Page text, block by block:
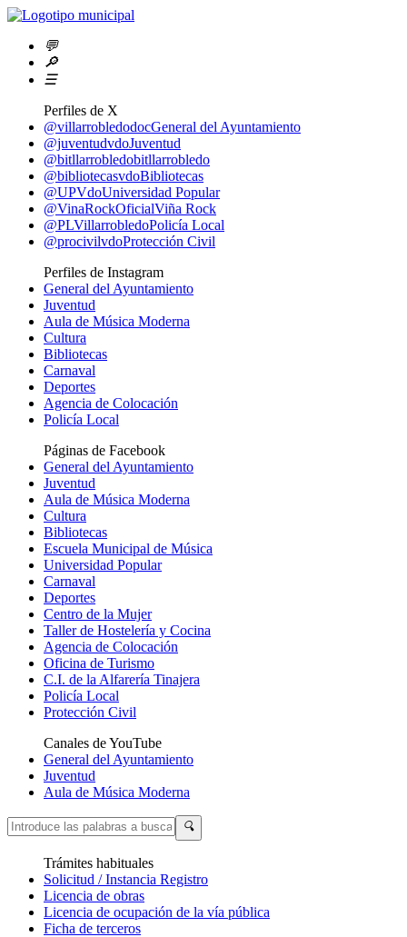
💬
🔎
☰
Perfiles de X
@villarrobledodocGeneral del Ayuntamiento
@juventudvdoJuventud
@bitllarrobledobitllarrobledo
@bibliotecasvdoBibliotecas
@UPVdoUniversidad Popular
@VinaRockOficialViña Rock
@PLVillarrobledoPolicía Local
@procivilvdoProtección Civil
Perfiles de Instagram
General del Ayuntamiento
Juventud
Aula de Música Moderna
Cultura
Bibliotecas
Carnaval
Deportes
Agencia de Colocación
Policía Local
Páginas de Facebook
General del Ayuntamiento
Juventud
Aula de Música Moderna
Cultura
Bibliotecas
Escuela Municipal de Música
Universidad Popular
Carnaval
Deportes
Centro de la Mujer
Taller de Hostelería y Cocina
Agencia de Colocación
Oficina de Turismo
C.I. de la Alfarería Tinajera
Policía Local
Protección Civil
Canales de YouTube
General del Ayuntamiento
Juventud
Aula de Música Moderna
🔍
Trámites habituales
Solicitud / Instancia Registro
Licencia de obras
Licencia de ocupación de la vía pública
Ficha de terceros